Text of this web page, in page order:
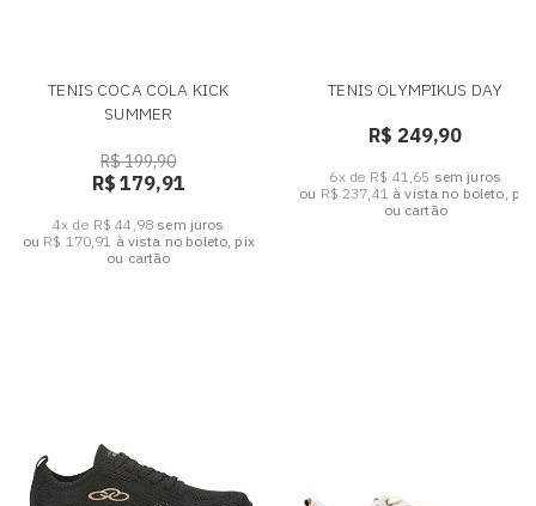
TENIS COCA COLA KICK
SUMMER
R$ 199,90
R$ 179,91
4x de R$ 44,98 sem juros
ou R$ 170,91 à vista no boleto, pix
ou cartão
TENIS OLYMPIKUS DAY
R$ 249,90
6x de R$ 41,65 sem juros
ou R$ 237,41 à vista no boleto, pix
ou cartão